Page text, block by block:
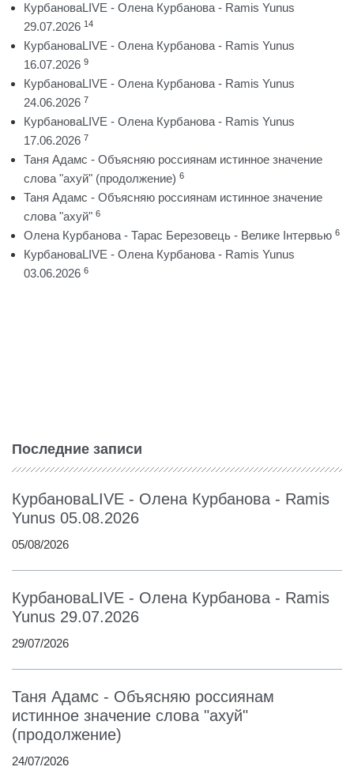
КурбановаLIVE - Олена Курбанова - Ramis Yunus
29.07.2026 14
КурбановаLIVE - Олена Курбанова - Ramis Yunus
16.07.2026 9
КурбановаLIVE - Олена Курбанова - Ramis Yunus
24.06.2026 7
КурбановаLIVE - Олена Курбанова - Ramis Yunus
17.06.2026 7
Таня Адамс - Объясняю россиянам истинное значение
слова "ахуй" (продолжение) 6
Таня Адамс - Объясняю россиянам истинное значение
слова "ахуй" 6
Олена Курбанова - Тарас Березовець - Велике Інтервью 6
КурбановаLIVE - Олена Курбанова - Ramis Yunus
03.06.2026 6
Последние записи
КурбановаLIVE - Олена Курбанова - Ramis
Yunus 05.08.2026
05/08/2026
КурбановаLIVE - Олена Курбанова - Ramis
Yunus 29.07.2026
29/07/2026
Таня Адамс - Объясняю россиянам
истинное значение слова "ахуй"
(продолжение)
24/07/2026